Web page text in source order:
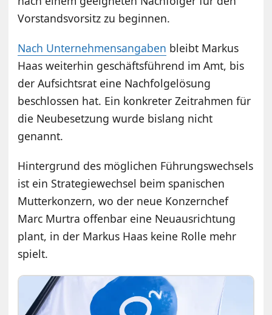
Vorstandsvorsitz zu beginnen.
Nach Unternehmensangaben bleibt Markus
Haas weiterhin geschäftsführend im Amt, bis
der Aufsichtsrat eine Nachfolgelösung
beschlossen hat. Ein konkreter Zeitrahmen für
die Neubesetzung wurde bislang nicht
genannt.
Hintergrund des möglichen Führungswechsels
ist ein Strategiewechsel beim spanischen
Mutterkonzern, wo der neue Konzernchef
Marc Murtra offenbar eine Neuausrichtung
plant, in der Markus Haas keine Rolle mehr
spielt.